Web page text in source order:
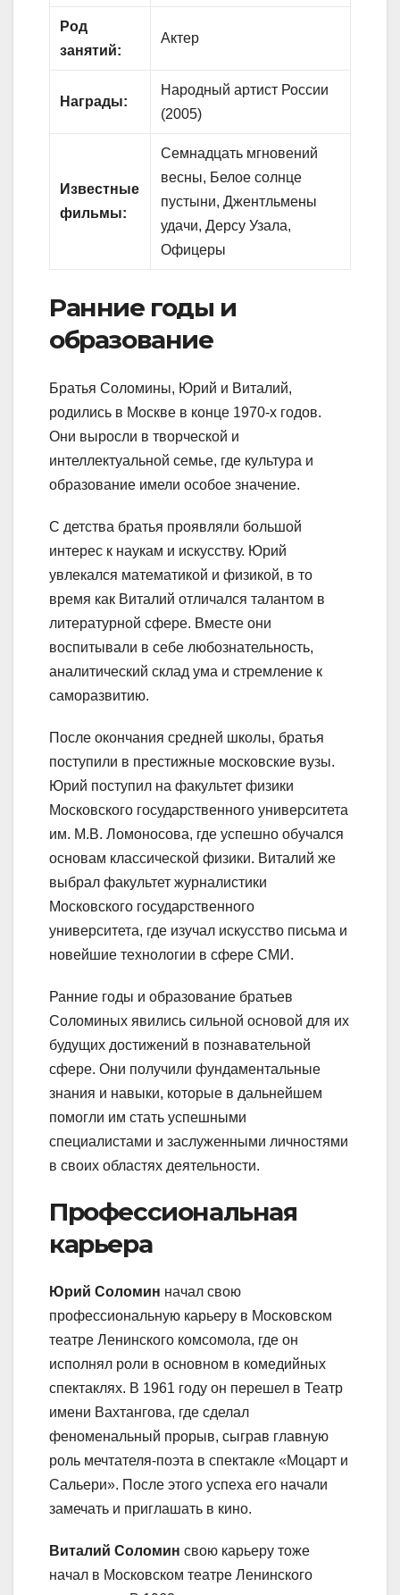
Род
занятий:
Актер
Награды:
Народный артист России
(2005)
Известные
фильмы:
Семнадцать мгновений
весны, Белое солнце
пустыни, Джентльмены
удачи, Дерсу Узала,
Офицеры
Ранние годы и
образование
Братья Соломины, Юрий и Виталий,
родились в Москве в конце 1970-х годов.
Они выросли в творческой и
интеллектуальной семье, где культура и
образование имели особое значение.
С детства братья проявляли большой
интерес к наукам и искусству. Юрий
увлекался математикой и физикой, в то
время как Виталий отличался талантом в
литературной сфере. Вместе они
воспитывали в себе любознательность,
аналитический склад ума и стремление к
саморазвитию.
После окончания средней школы, братья
поступили в престижные московские вузы.
Юрий поступил на факультет физики
Московского государственного университета
им. М.В. Ломоносова, где успешно обучался
основам классической физики. Виталий же
выбрал факультет журналистики
Московского государственного
университета, где изучал искусство письма и
новейшие технологии в сфере СМИ.
Ранние годы и образование братьев
Соломиных явились сильной основой для их
будущих достижений в познавательной
сфере. Они получили фундаментальные
знания и навыки, которые в дальнейшем
помогли им стать успешными
специалистами и заслуженными личностями
в своих областях деятельности.
Профессиональная
карьера
Юрий Соломин начал свою
профессиональную карьеру в Московском
театре Ленинского комсомола, где он
исполнял роли в основном в комедийных
спектаклях. В 1961 году он перешел в Театр
имени Вахтангова, где сделал
феноменальный прорыв, сыграв главную
роль мечтателя-поэта в спектакле «Моцарт и
Сальери». После этого успеха его начали
замечать и приглашать в кино.
Виталий Соломин свою карьеру тоже
начал в Московском театре Ленинского